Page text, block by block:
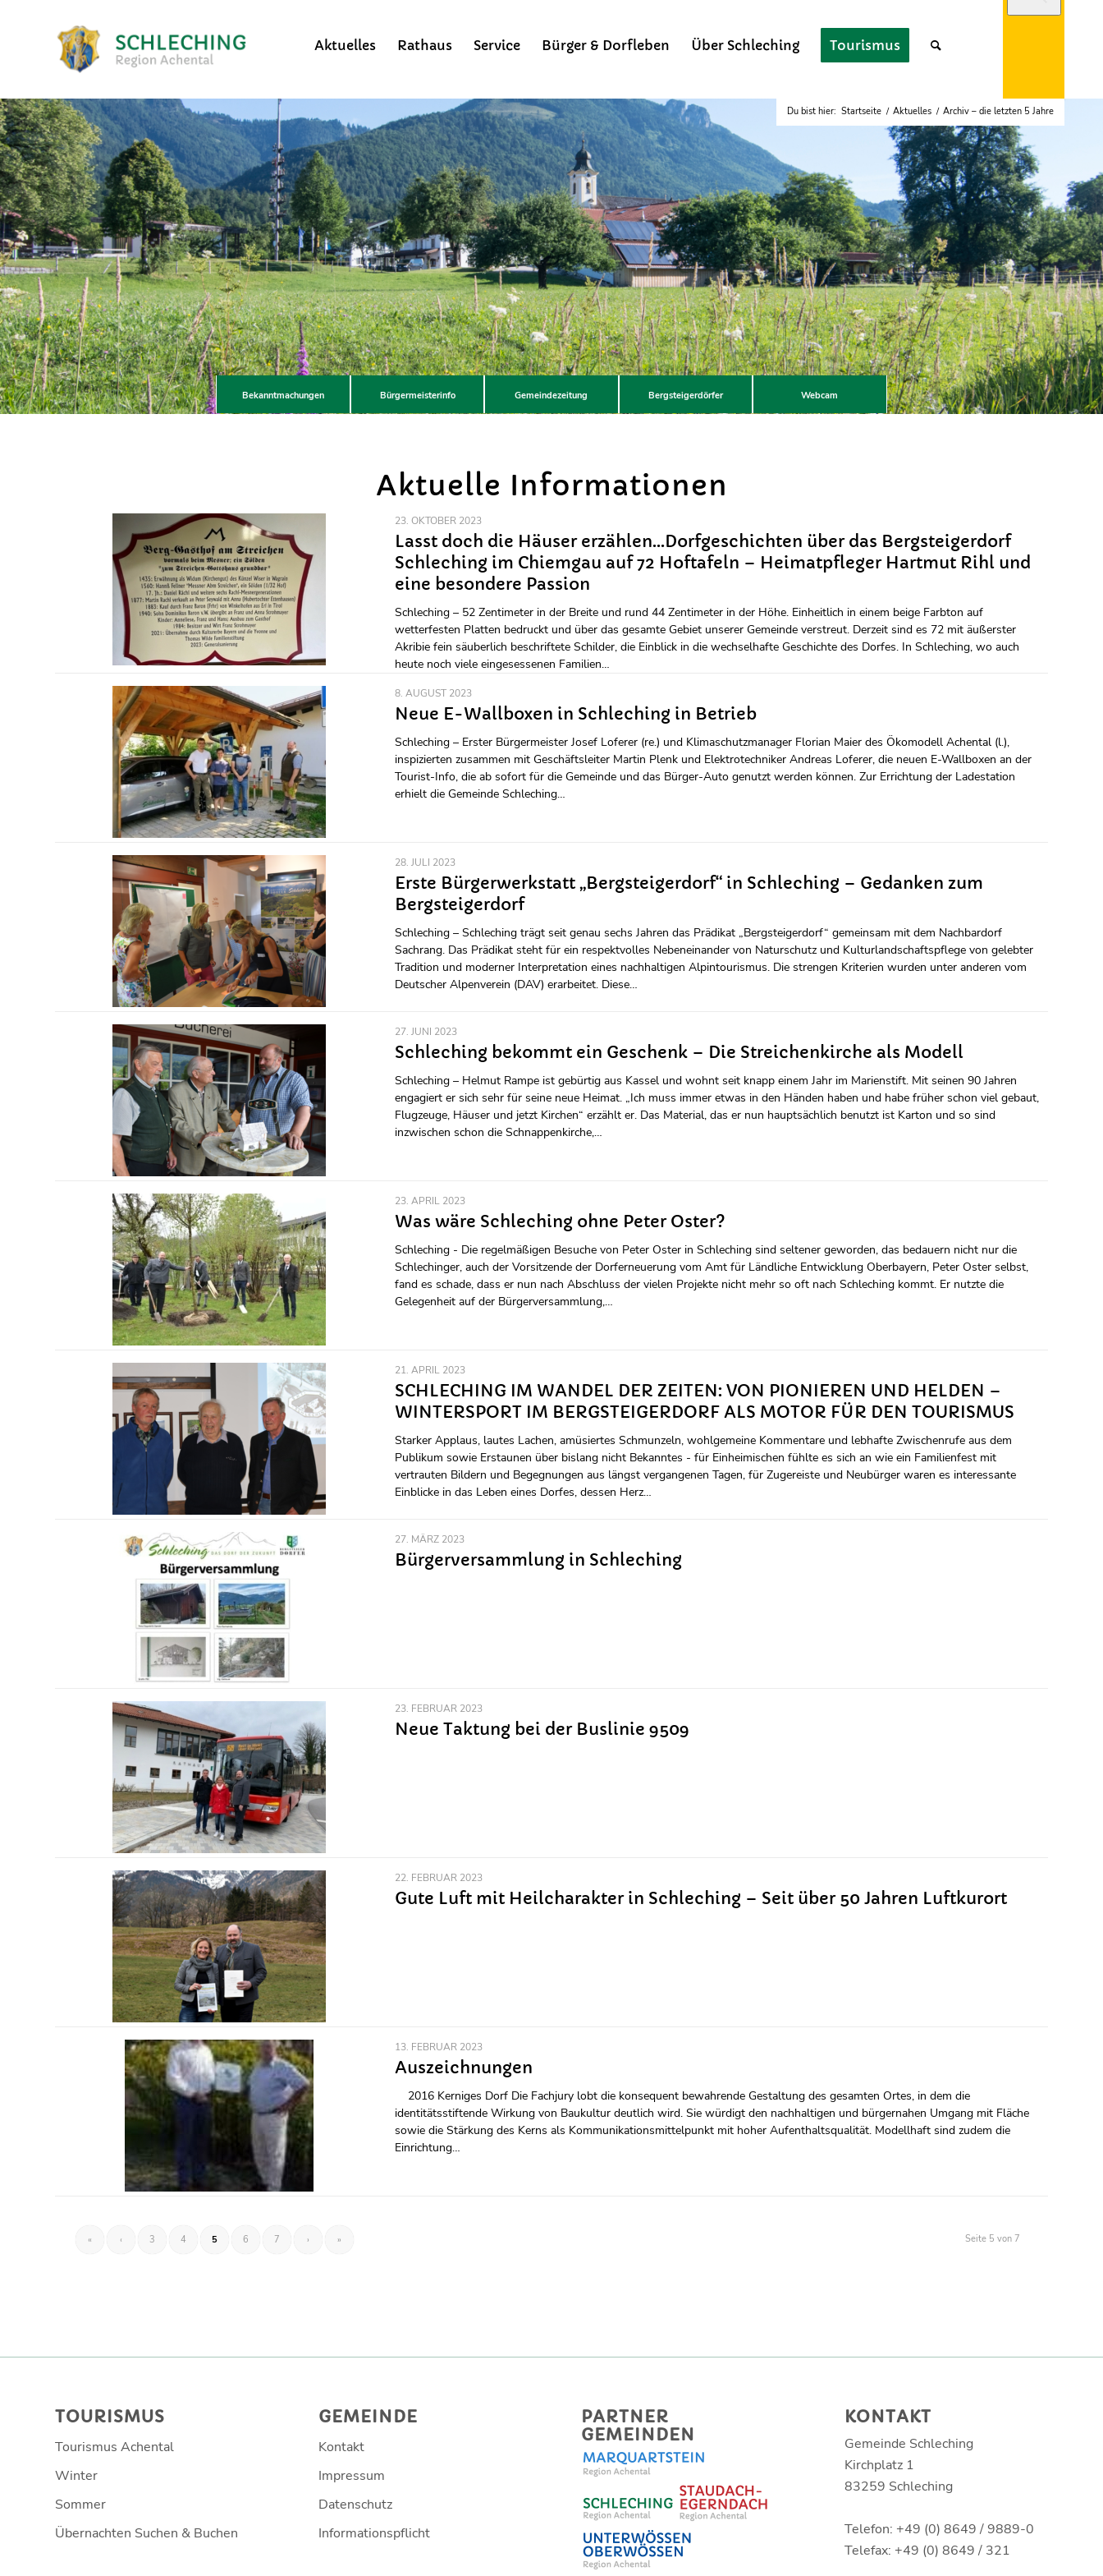
Aktuelles Rathaus Service Bürger & Dorfleben Über Schleching Tourismus
Du bist hier: Startseite / Aktuelles / Archiv – die letzten 5 Jahre
Bekanntmachungen Bürgermeisterinfo Gemeindezeitung Bergsteigerdörfer Webcam
Aktuelle Informationen
23. OKTOBER 2023
Lasst doch die Häuser erzählen…Dorfgeschichten über das Bergsteigerdorf
Schleching im Chiemgau auf 72 Hoftafeln – Heimatpfleger Hartmut Rihl und
eine besondere Passion
Schleching – 52 Zentimeter in der Breite und rund 44 Zentimeter in der Höhe. Einheitlich in einem beige Farbton auf
wetterfesten Platten bedruckt und über das gesamte Gebiet unserer Gemeinde verstreut. Derzeit sind es 72 mit äußerster
Akribie fein säuberlich beschriftete Schilder, die Einblick in die wechselhafte Geschichte des Dorfes. In Schleching, wo auch
heute noch viele eingesessenen Familien…
8. AUGUST 2023
Neue E-Wallboxen in Schleching in Betrieb
Schleching – Erster Bürgermeister Josef Loferer (re.) und Klimaschutzmanager Florian Maier des Ökomodell Achental (l.),
inspizierten zusammen mit Geschäftsleiter Martin Plenk und Elektrotechniker Andreas Loferer, die neuen E-Wallboxen an der
Tourist-Info, die ab sofort für die Gemeinde und das Bürger-Auto genutzt werden können. Zur Errichtung der Ladestation
erhielt die Gemeinde Schleching…
28. JULI 2023
Erste Bürgerwerkstatt „Bergsteigerdorf“ in Schleching – Gedanken zum
Bergsteigerdorf
Schleching – Schleching trägt seit genau sechs Jahren das Prädikat „Bergsteigerdorf“ gemeinsam mit dem Nachbardorf
Sachrang. Das Prädikat steht für ein respektvolles Nebeneinander von Naturschutz und Kulturlandschaftspflege von gelebter
Tradition und moderner Interpretation eines nachhaltigen Alpintourismus. Die strengen Kriterien wurden unter anderen vom
Deutscher Alpenverein (DAV) erarbeitet. Diese…
27. JUNI 2023
Schleching bekommt ein Geschenk – Die Streichenkirche als Modell
Schleching – Helmut Rampe ist gebürtig aus Kassel und wohnt seit knapp einem Jahr im Marienstift. Mit seinen 90 Jahren
engagiert er sich sehr für seine neue Heimat. „Ich muss immer etwas in den Händen haben und habe früher schon viel gebaut,
Flugzeuge, Häuser und jetzt Kirchen“ erzählt er. Das Material, das er nun hauptsächlich benutzt ist Karton und so sind
inzwischen schon die Schnappenkirche,…
23. APRIL 2023
Was wäre Schleching ohne Peter Oster?
Schleching - Die regelmäßigen Besuche von Peter Oster in Schleching sind seltener geworden, das bedauern nicht nur die
Schlechinger, auch der Vorsitzende der Dorferneuerung vom Amt für Ländliche Entwicklung Oberbayern, Peter Oster selbst,
fand es schade, dass er nun nach Abschluss der vielen Projekte nicht mehr so oft nach Schleching kommt. Er nutzte die
Gelegenheit auf der Bürgerversammlung,…
21. APRIL 2023
SCHLECHING IM WANDEL DER ZEITEN: VON PIONIEREN UND HELDEN –
WINTERSPORT IM BERGSTEIGERDORF ALS MOTOR FÜR DEN TOURISMUS
Starker Applaus, lautes Lachen, amüsiertes Schmunzeln, wohlgemeine Kommentare und lebhafte Zwischenrufe aus dem
Publikum sowie Erstaunen über bislang nicht Bekanntes - für Einheimischen fühlte es sich an wie ein Familienfest mit
vertrauten Bildern und Begegnungen aus längst vergangenen Tagen, für Zugereiste und Neubürger waren es interessante
Einblicke in das Leben eines Dorfes, dessen Herz…
27. MÄRZ 2023
Bürgerversammlung in Schleching
23. FEBRUAR 2023
Neue Taktung bei der Buslinie 9509
22. FEBRUAR 2023
Gute Luft mit Heilcharakter in Schleching – Seit über 50 Jahren Luftkurort
13. FEBRUAR 2023
Auszeichnungen
2016 Kerniges Dorf Die Fachjury lobt die konsequent bewahrende Gestaltung des gesamten Ortes, in dem die
identitätsstiftende Wirkung von Baukultur deutlich wird. Sie würdigt den nachhaltigen und bürgernahen Umgang mit Fläche
sowie die Stärkung des Kerns als Kommunikationsmittelpunkt mit hoher Aufenthaltsqualität. Modellhaft sind zudem die
Einrichtung…
Seite 5 von 7
« ‹ 3 4 5 6 7 › »
TOURISMUS
Tourismus Achental
Winter
Sommer
Übernachten Suchen & Buchen
GEMEINDE
Kontakt
Impressum
Datenschutz
Informationspflicht
PARTNER
GEMEINDEN
KONTAKT
Gemeinde Schleching
Kirchplatz 1
83259 Schleching
Telefon: +49 (0) 8649 / 9889-0
Telefax: +49 (0) 8649 / 321